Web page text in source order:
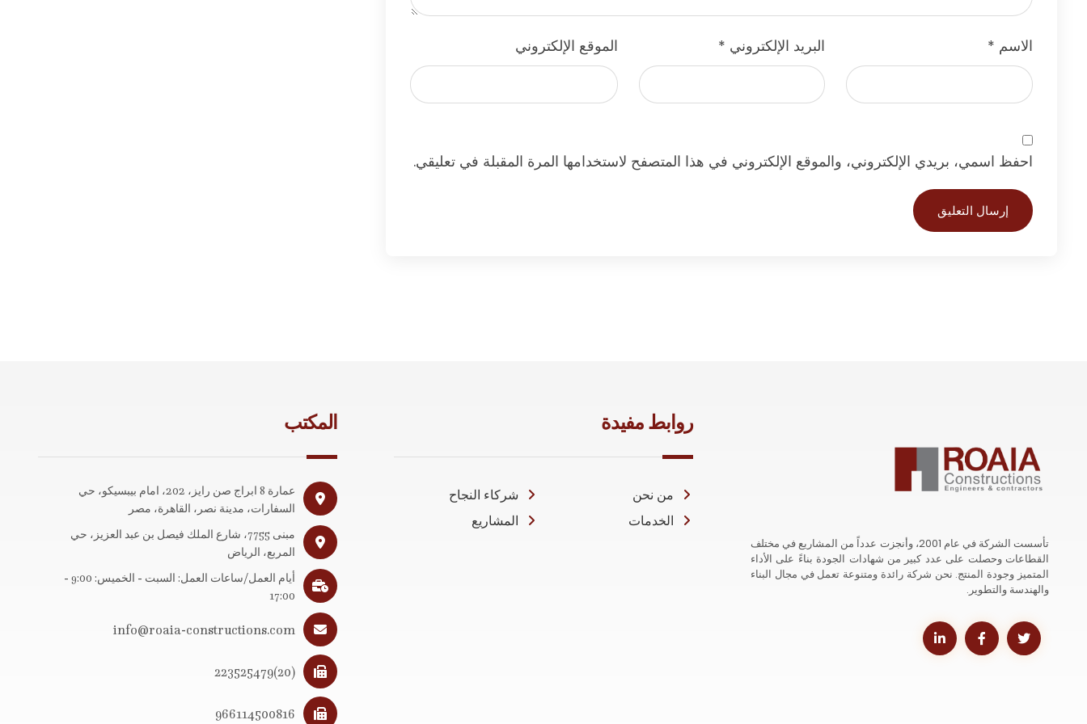
الاسم * البريد الإلكتروني * الموقع الإلكتروني
احفظ اسمي، بريدي الإلكتروني، والموقع الإلكتروني في هذا المتصفح لاستخدامها المرة المقبلة في تعليقي.
إرسال التعليق
تأسست الشركة في عام 2001، وأنجزت عدداً من المشاريع في مختلف
القطاعات وحصلت على عدد كبير من شهادات الجودة بناءً على الأداء
المتميز وجودة المنتج. نحن شركة رائدة ومتنوعة تعمل في مجال البناء
والهندسة والتطوير.
روابط مفيدة
من نحن
شركاء النجاح
الخدمات
المشاريع
المكتب
عمارة 8 ابراج صن رايز، 202، امام بيبسيكو، حي
السفارات، مدينة نصر، القاهرة، مصر
مبنى 7755، شارع الملك فيصل بن عبد العزيز، حي
المربع، الرياض
أيام العمل/ساعات العمل: السبت - الخميس: 9:00 -
17:00
info@roaia-constructions.com
(20)223525479
966114500816